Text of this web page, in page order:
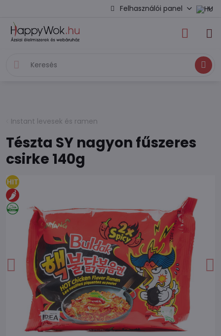
Felhasználói panel
Keresés
Instant levesek és ramen
Tészta SY nagyon fűszeres
csirke 140g